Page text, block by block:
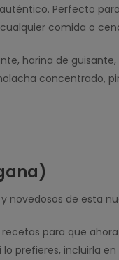
Perfecto
comida o
harina de
concentrado,
novedosos de esta
recetas para que
prefieres, incluirla